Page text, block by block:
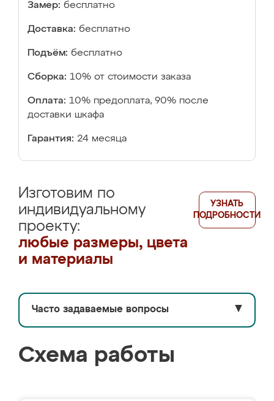
Замер: бесплатно
Доставка: бесплатно
Подъём: бесплатно
Сборка: 10% от стоимости заказа
Оплата: 10% предоплата, 90% после
доставки шкафа
Гарантия: 24 месяца
Изготовим по
индивидуальному
проекту:
любые размеры, цвета
и материалы
УЗНАТЬ
ПОДРОБНОСТИ
Часто задаваемые вопросы ▼
Схема работы